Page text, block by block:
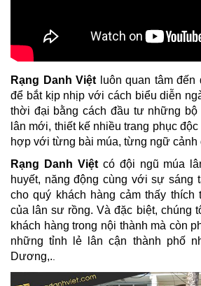
Rạng Danh Việt luôn quan tâm
để bắt kịp nhịp với cách biểu diễn
thời đại bằng cách đầu tư những bộ
lân mới, thiết kế nhiều trang phục
hợp với từng bài múa, từng ngữ cảnh
Rạng Danh Việt có đội ngũ múa
huyết, năng động cùng với sự sáng
cho quý khách hàng cảm thấy
của lân sư rồng. Và đặc biệt, chúng
khách hàng trong nội thành mà còn
những tỉnh lẻ lân cận thành phố
Dương,.